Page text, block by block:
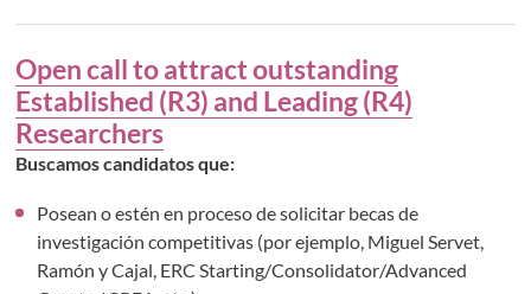
Open call to attract outstanding
Established (R3) and Leading (R4)
Researchers
Buscamos candidatos que:
Posean o estén en proceso de solicitar becas de
investigación competitivas (por ejemplo, Miguel Servet,
Ramón y Cajal, ERC Starting/Consolidator/Advanced